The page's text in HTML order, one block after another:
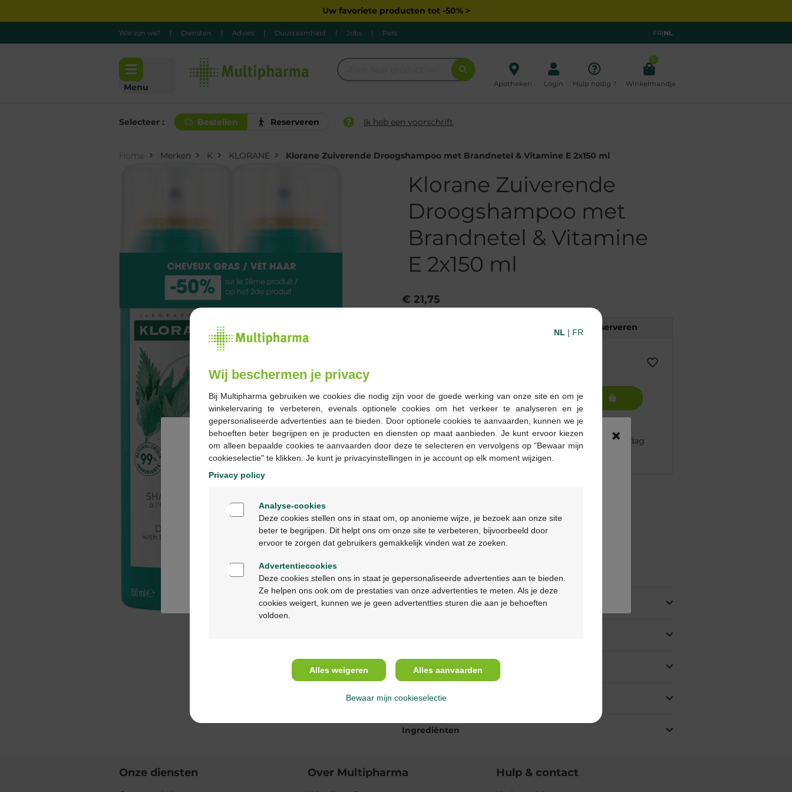
Uw favoriete producten tot -50% >
Wie zijn we? | Diensten | Advies | Duurzaamheid | Jobs | Pers FR|NL
Menu Apotheken Login Hulp nodig ?
0
Winkelmandje
Selecteer : Bestellen Reserveren Ik heb een voorschrift
Home Merken K KLORANE Klorane Zuiverende Droogshampoo met Brandnetel & Vitamine E 2x150 ml
Klorane Zuiverende
Droogshampoo met
Brandnetel & Vitamine
E 2x150 ml
€ 21,75
Reserveren
- + In winkelmandje
Max. aantal = 12
Op werkdagen vóór 12u besteld, volgende werkdag
geleverd
Veiligbetalen
Klantendienstvia chat ofcontactformulier
Productbeschrijving
Beschrijving
Indicaties
Gebruik
Ingrediënten
Onze diensten Over Multipharma Hulp & contact
×
Ga verder in het nederlands
NL | FR
Wij beschermen je privacy
Bij Multipharma gebruiken we cookies die nodig zijn voor de goede werking van onze site en om je
winkelervaring te verbeteren, evenals optionele cookies om het verkeer te analyseren en je
gepersonaliseerde advertenties aan te bieden. Door optionele cookies te aanvaarden, kunnen we je
behoeften beter begrijpen en je producten en diensten op maat aanbieden. Je kunt ervoor kiezen
om alleen bepaalde cookies te aanvaarden door deze te selecteren en vervolgens op "Bewaar mijn
cookieselectie" te klikken. Je kunt je privacyinstellingen in je account op elk moment wijzigen.
Privacy policy
Analyse-cookies
Deze cookies stellen ons in staat om, op anonieme wijze, je bezoek aan onze site
beter te begrijpen. Dit helpt ons om onze site te verbeteren, bijvoorbeeld door
ervoor te zorgen dat gebruikers gemakkelijk vinden wat ze zoeken.
Advertentiecookies
Deze cookies stellen ons in staat je gepersonaliseerde advertenties aan te bieden.
Ze helpen ons ook om de prestaties van onze advertenties te meten. Als je deze
cookies weigert, kunnen we je geen advertentties sturen die aan je behoeften
voldoen.
Alles weigeren Alles aanvaarden
Bewaar mijn cookieselectie